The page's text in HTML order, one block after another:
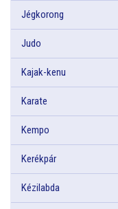
Jégkorong
Judo
Kajak-kenu
Karate
Kempo
Kerékpár
Kézilabda